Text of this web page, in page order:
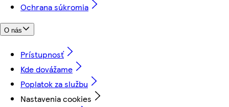
Ochrana súkromia
O nás
Prístupnosť
Kde dovážame
Poplatok za službu
Nastavenia cookies